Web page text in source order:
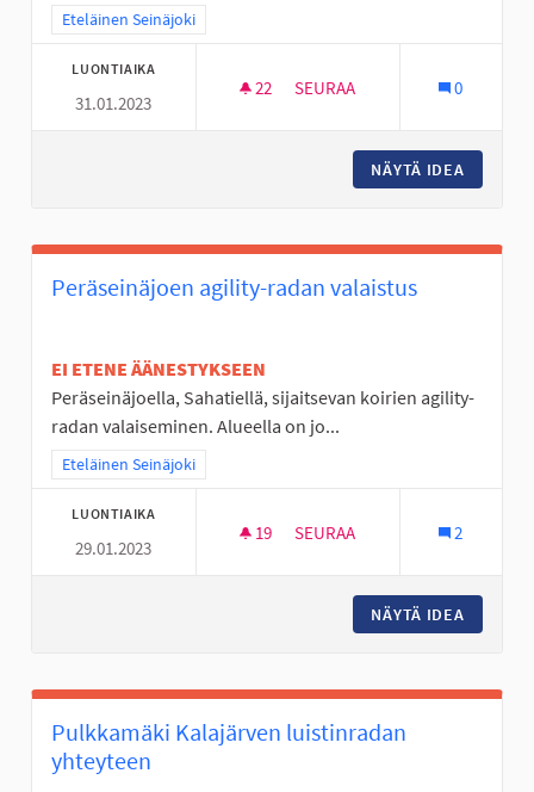
Rajaa tulokset teeman mukaan: Eteläinen Seinäjoki
Eteläinen Seinäjoki
LUONTIAIKA
31.01.2023
22 22 SEURAAJAA
SEURAA 0
NÄYTÄ IDEA
Peräseinäjoen agility-radan valaistus
EI ETENE ÄÄNESTYKSEEN
Peräseinäjoella, Sahatiellä, sijaitsevan koirien agility-
radan valaiseminen. Alueella on jo...
Rajaa tulokset teeman mukaan: Eteläinen Seinäjoki
Eteläinen Seinäjoki
LUONTIAIKA
29.01.2023
19 19 SEURAAJAA
SEURAA 2
NÄYTÄ IDEA
Pulkkamäki Kalajärven luistinradan
yhteyteen